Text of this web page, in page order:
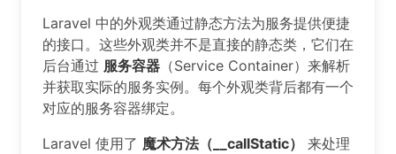
Laravel 中的外观类通过静态方法为服务提供便捷
的接口。这些外观类并不是直接的静态类，它们在
后台通过 服务容器 （Service Container）来解析
并获取实际的服务实例。每个外观类背后都有一个
对应的服务容器绑定。
Laravel 使用了 魔术方法（__callStatic）
来处理